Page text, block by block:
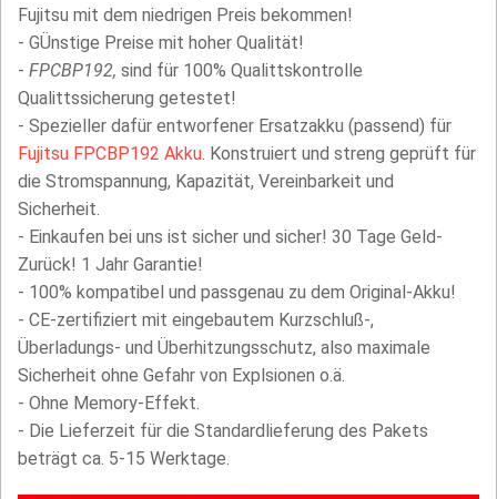
Fujitsu mit dem niedrigen Preis bekommen!
- GÜnstige Preise mit hoher Qualität!
- FPCBP192, sind für 100% Qualittskontrolle
Qualittssicherung getestet!
- Spezieller dafür entworfener Ersatzakku (passend) für
Fujitsu FPCBP192 Akku. Konstruiert und streng geprüft für
die Stromspannung, Kapazität, Vereinbarkeit und
Sicherheit.
- Einkaufen bei uns ist sicher und sicher! 30 Tage Geld-
Zurück! 1 Jahr Garantie!
- 100% kompatibel und passgenau zu dem Original-Akku!
- CE-zertifiziert mit eingebautem Kurzschluß-,
Überladungs- und Überhitzungsschutz, also maximale
Sicherheit ohne Gefahr von Explsionen o.ä.
- Ohne Memory-Effekt.
- Die Lieferzeit für die Standardlieferung des Pakets
beträgt ca. 5-15 Werktage.